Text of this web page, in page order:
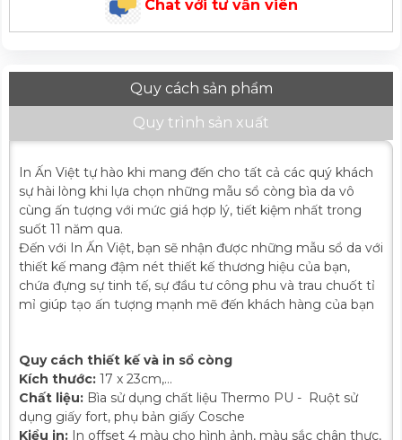
Chat với tư vấn viên
Quy cách sản phẩm
Quy trình sản xuất
In Ấn Việt tự hào khi mang đến cho tất cả các quý khách
sự hài lòng khi lựa chọn những mẫu sổ còng bìa da vô
cùng ấn tượng với mức giá hợp lý, tiết kiệm nhất trong
suốt 11 năm qua.
Đến với In Ấn Việt, bạn sẽ nhận được những mẫu sổ da với
thiết kế mang đậm nét thiết kế thương hiệu của bạn,
chứa đựng sự tinh tế, sự đầu tư công phu và trau chuốt tỉ
mỉ giúp tạo ấn tượng mạnh mẽ đến khách hàng của bạn
Quy cách thiết kế và in sổ còng
Kích thước: 17 x 23cm,...
Chất liệu: Bìa sử dụng chất liệu Thermo PU - Ruột sử
dụng giấy fort, phụ bản giấy Cosche
Kiểu in: In offset 4 màu cho hình ảnh, màu sắc chân thực,